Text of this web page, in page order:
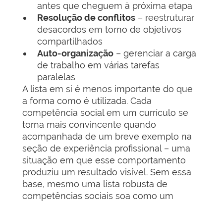
antes que cheguem à próxima etapa
Resolução de conflitos – reestruturar
desacordos em torno de objetivos
compartilhados
Auto-organização – gerenciar a carga
de trabalho em várias tarefas
paralelas
A lista em si é menos importante do que
a forma como é utilizada. Cada
competência social em um currículo se
torna mais convincente quando
acompanhada de um breve exemplo na
seção de experiência profissional – uma
situação em que esse comportamento
produziu um resultado visível. Sem essa
base, mesmo uma lista robusta de
competências sociais soa como um